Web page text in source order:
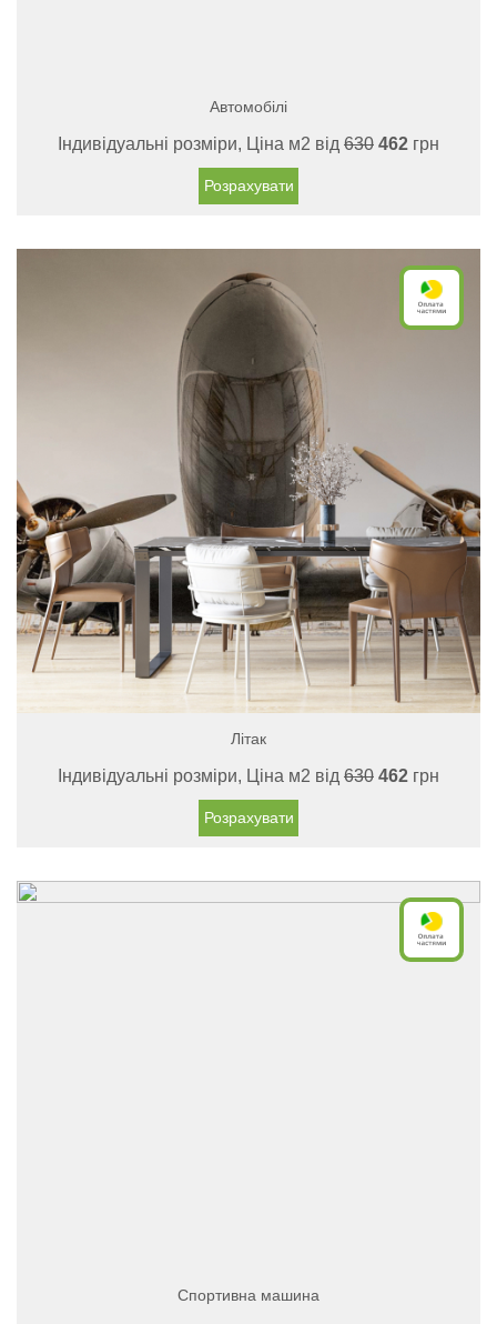
Автомобілі
Індивідуальні розміри, Ціна м2 від 630 462 грн
Розрахувати
Літак
Індивідуальні розміри, Ціна м2 від 630 462 грн
Розрахувати
Спортивна машина